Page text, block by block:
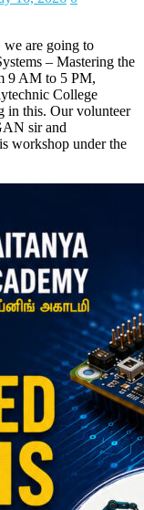
are going to
– Mastering the
9 AM to 5 PM,
College
in this. Our volunteer
sir and
workshop under the